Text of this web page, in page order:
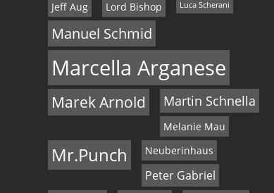
Jeff Aug Lord Bishop Luca Scherani
Manuel Schmid
Marcella Arganese
Marek Arnold Martin Schnella
Melanie Mau
Mr.Punch Neuberinhaus
Peter Gabriel